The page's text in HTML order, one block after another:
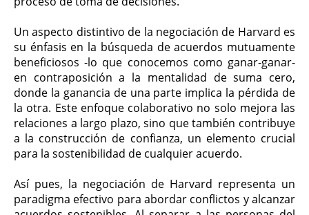
Un aspecto distintivo de la negociación de Harvard es
su énfasis en la búsqueda de acuerdos mutuamente
beneficiosos -lo que conocemos como ganar-ganar-
en contraposición a la mentalidad de suma cero,
donde la ganancia de una parte implica la pérdida de
la otra. Este enfoque colaborativo no solo mejora las
relaciones a largo plazo, sino que también contribuye
a la construcción de confianza, un elemento crucial
para la sostenibilidad de cualquier acuerdo.
Así pues, la negociación de Harvard representa un
paradigma efectivo para abordar conflictos y alcanzar